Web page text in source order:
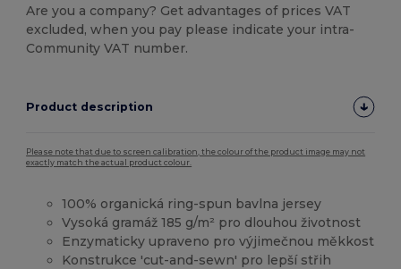
Are you a company? Get advantages of prices VAT
excluded, when you pay please indicate your intra-
Community VAT number.
Product description
Please note that due to screen calibration, the colour of the product image may not
exactly match the actual product colour.
100% organická ring-spun bavlna jersey
Vysoká gramáž 185 g/m² pro dlouhou životnost
Enzymaticky upraveno pro výjimečnou měkkost
Konstrukce 'cut-and-sewn' pro lepší střih